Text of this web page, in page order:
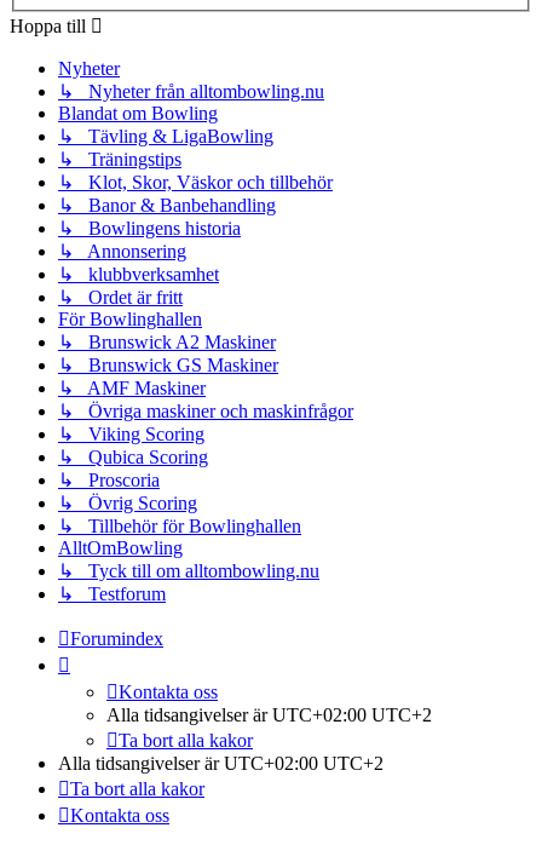
Hoppa till
Nyheter
↳ Nyheter från alltombowling.nu
Blandat om Bowling
↳ Tävling & LigaBowling
↳ Träningstips
↳ Klot, Skor, Väskor och tillbehör
↳ Banor & Banbehandling
↳ Bowlingens historia
↳ Annonsering
↳ klubbverksamhet
↳ Ordet är fritt
För Bowlinghallen
↳ Brunswick A2 Maskiner
↳ Brunswick GS Maskiner
↳ AMF Maskiner
↳ Övriga maskiner och maskinfrågor
↳ Viking Scoring
↳ Qubica Scoring
↳ Proscoria
↳ Övrig Scoring
↳ Tillbehör för Bowlinghallen
AlltOmBowling
↳ Tyck till om alltombowling.nu
↳ Testforum
Forumindex
Kontakta oss
Alla tidsangivelser är UTC+02:00 UTC+2
Ta bort alla kakor
Alla tidsangivelser är UTC+02:00 UTC+2
Ta bort alla kakor
Kontakta oss